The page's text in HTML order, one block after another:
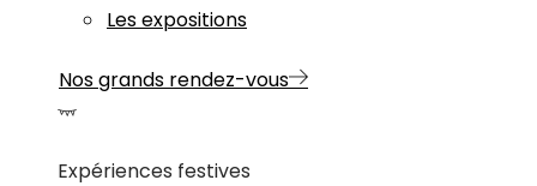
Les expositions
Nos grands rendez-vous
Expériences festives